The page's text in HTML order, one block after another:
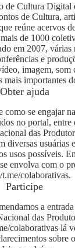
de Cultura Digital
de Cultura,
reúne acervos
de 1000
em 2007, várias
e
imagem, som
mais importantes
Obter ajuda
como se engajar
no portal, entre
das
diversas usuárias
usos possíveis.
envolva com o
t.me/colaborativas.
Participe
a
das
colaborativaslá
sobre